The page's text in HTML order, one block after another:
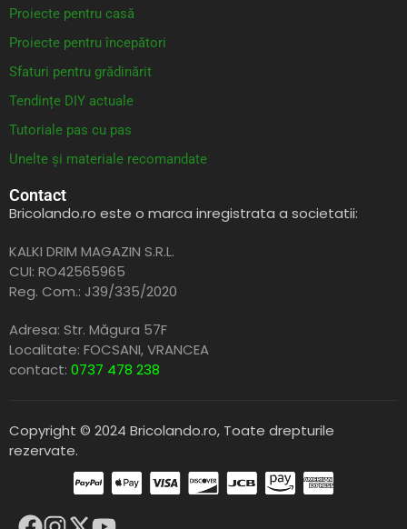
Proiecte pentru casă
Proiecte pentru începători
Sfaturi pentru grădinărit
Tendințe DIY actuale
Tutoriale pas cu pas
Unelte și materiale recomandate
Contact
Bricolando.ro este o marca inregistrata a societatii:
KALKI DRIM MAGAZIN S.R.L.
CUI: RO42565965
Reg. Com.: J39/335/2020
Adresa: Str. Măgura 57F
Localitate: FOCSANI,VRANCEA
contact: 0737 478 238
Copyright © 2024 Bricolando.ro, Toate drepturile
rezervate.